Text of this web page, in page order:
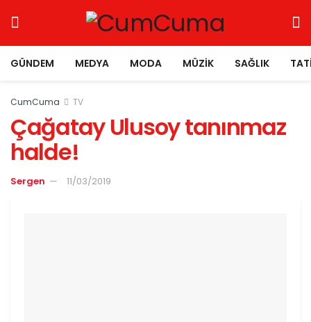
GÜNDEM MEDYA MODA MÜZIK SAĞLIK
CumCuma TV
Çağatay Ulusoy tanınmaz
halde!
Sergen 11/03/2019